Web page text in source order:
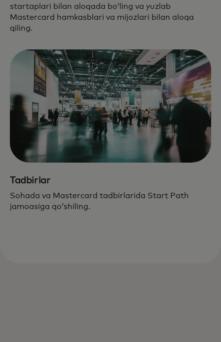
startaplari bilan aloqada boʻling va yuzlab
Mastercard hamkasblari va mijozlari bilan aloqa
qiling.
Tadbirlar
Sohada va Mastercard tadbirlarida Start Path
jamoasiga qoʻshiling.